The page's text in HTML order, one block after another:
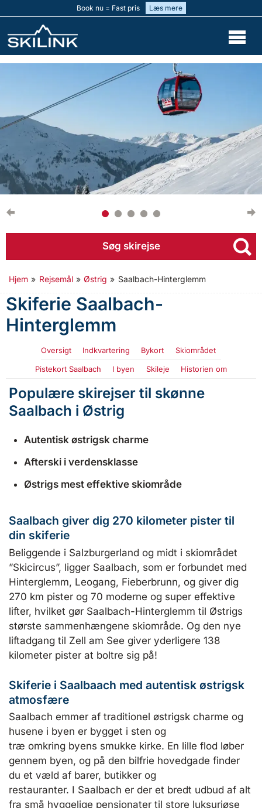
Book nu = Fast pris Læs mere
Søg skirejse
Hjem » Rejsemål » Østrig » Saalbach-Hinterglemm
Skiferie Saalbach-
Hinterglemm
Oversigt Indkvartering Bykort
Skiområdet
Pistekort Saalbach
I byen Skileje Historien om
Populære skirejser til skønne
Saalbach i Østrig
Autentisk østrigsk charme
Afterski i verdensklasse
Østrigs mest effektive skiområde
Saalbach giver dig 270 kilometer pister til
din skiferie
Beliggende i Salzburgerland og midt i skiområdet
”Skicircus”, ligger Saalbach, som er forbundet med
Hinterglemm, Leogang, Fieberbrunn, og giver dig
270 km pister og 70 moderne og super effektive
lifter, hvilket gør Saalbach-Hinterglemm til Østrigs
største sammenhængene skiområde. Og den nye
liftadgang til Zell am See giver yderligere 138
kilometer pister at boltre sig på!
Skiferie i Saalbaach med autentisk østrigsk
atmosfære
Saalbach emmer af traditionel østrigsk charme og
husene i byen er bygget i sten og
træ omkring byens smukke kirke. En lille flod løber
gennem byen, og på den bilfrie hovedgade finder
du et væld af barer, butikker og
restauranter. I Saalbach er der et bredt udbud af alt
fra små hyggelige pensionater til store luksuriøse